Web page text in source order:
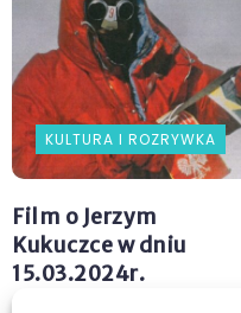
KULTURA I ROZRYWKA
Film o Jerzym
Kukuczce w dniu
15.03.2024r.